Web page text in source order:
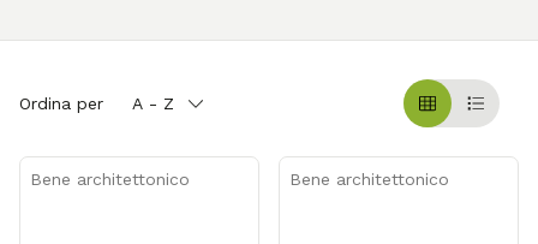
Ordina per A - Z
GrigliaTable
Bene architettonico Bene architettonico